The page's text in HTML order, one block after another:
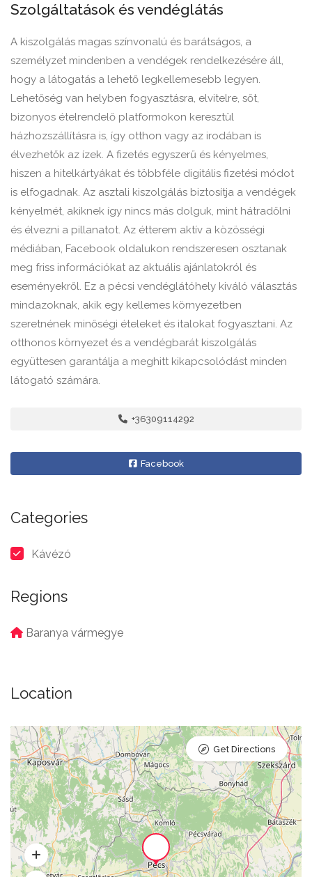
Szolgáltatások és vendéglátás
A kiszolgálás magas színvonalú és barátságos, a
személyzet mindenben a vendégek rendelkezésére áll,
hogy a látogatás a lehető legkellemesebb legyen.
Lehetőség van helyben fogyasztásra, elvitelre, sőt,
bizonyos ételrendelő platformokon keresztül
házhozszállításra is, így otthon vagy az irodában is
élvezhetők az ízek. A fizetés egyszerű és kényelmes,
hiszen a hitelkártyákat és többféle digitális fizetési módot
is elfogadnak. Az asztali kiszolgálás biztosítja a vendégek
kényelmét, akiknek így nincs más dolguk, mint hátradőlni
és élvezni a pillanatot. Az étterem aktív a közösségi
médiában, Facebook oldalukon rendszeresen osztanak
meg friss információkat az aktuális ajánlatokról és
eseményekről. Ez a pécsi vendéglátóhely kiváló választás
mindazoknak, akik egy kellemes környezetben
szeretnének minőségi ételeket és italokat fogyasztani. Az
otthonos környezet és a vendégbarát kiszolgálás
együttesen garantálja a meghitt kikapcsolódást minden
látogató számára.
+36309114292
Facebook
Categories
Kávézó
Regions
Baranya vármegye
Location
Get Directions